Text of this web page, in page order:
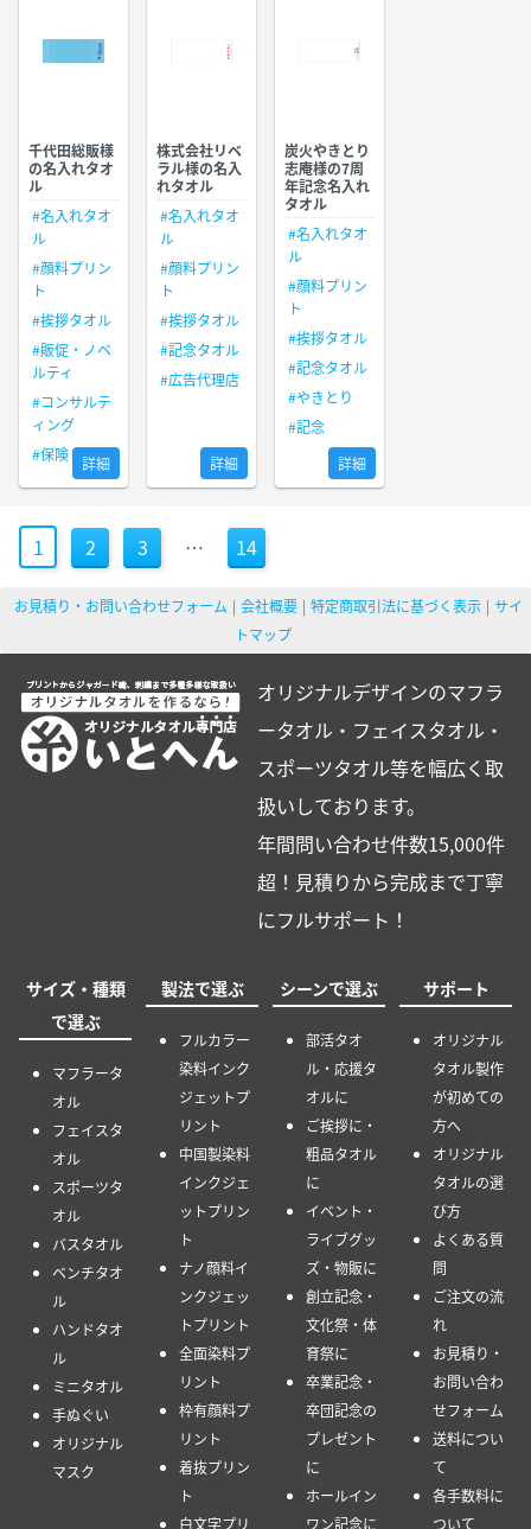
千代田総販様
の名入れタオ
ル
#名入れタオ
ル
#顔料プリン
ト
#挨拶タオル
#販促・ノベ
ルティ
#コンサルテ
ィング
#保険
詳細
株式会社リベ
ラル様の名入
れタオル
#名入れタオ
ル
#顔料プリン
ト
#挨拶タオル
#記念タオル
#広告代理店
詳細
炭火やきとり
志庵様の7周
年記念名入れ
タオル
#名入れタオ
ル
#顔料プリン
ト
#挨拶タオル
#記念タオル
#やきとり
#記念
詳細
1 2 3 … 14
お見積り・お問い合わせフォーム 会社概要 特定商取引法に基づく表示
サイ
トマップ
オリジナルデザインのマフラ
ータオル・フェイスタオル・
スポーツタオル等を幅広く取
扱いしております。
年間問い合わせ件数15,000件
超！見積りから完成まで丁寧
にフルサポート！
サイズ・種類
で選ぶ
マフラータ
オル
フェイスタ
オル
スポーツタ
オル
バスタオル
ベンチタオ
ル
ハンドタオ
ル
ミニタオル
手ぬぐい
オリジナル
マスク
製法で選ぶ
フルカラー
染料インク
ジェットプ
リント
中国製染料
インクジェ
ットプリン
ト
ナノ顔料イ
ンクジェッ
トプリント
全面染料プ
リント
枠有顔料プ
リント
着抜プリン
ト
白文字プリ
シーンで選ぶ
部活タオ
ル・応援タ
オルに
ご挨拶に・
粗品タオル
に
イベント・
ライブグッ
ズ・物販に
創立記念・
文化祭・体
育祭に
卒業記念・
卒団記念の
プレゼント
に
ホールイン
ワン記念に
サポート
オリジナル
タオル製作
が初めての
方へ
オリジナル
タオルの選
び方
よくある質
問
ご注文の流
れ
お見積り・
お問い合わ
せフォーム
送料につい
て
各手数料に
ついて